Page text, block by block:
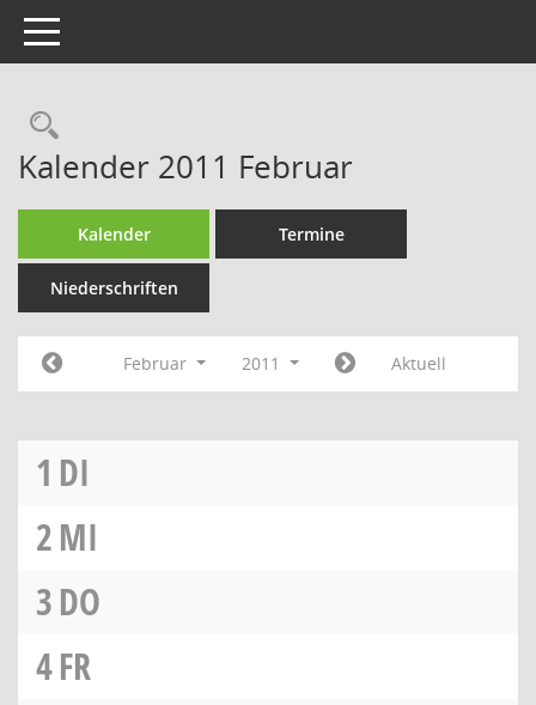
Toggle navigation
Rechercheauswahl
Kalender 2011 Februar
Kalender Termine
Niederschriften
Februar 2011 Aktuell
1 DI
2MI
3DO
4FR